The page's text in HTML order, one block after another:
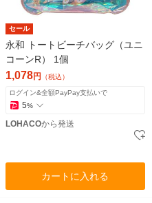
セール
永和 トートビーチバッグ（ユニ
コーンR） 1個
1,078円 （税込）
ログイン&全額PayPay支払いで
5%
LOHACOから発送
カートに入れる